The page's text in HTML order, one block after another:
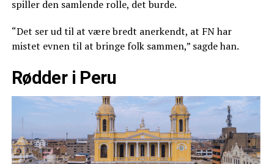
spiller den samlende rolle, det burde.
“Det ser ud til at være bredt anerkendt, at FN har
mistet evnen til at bringe folk sammen,” sagde han.
Rødder i Peru